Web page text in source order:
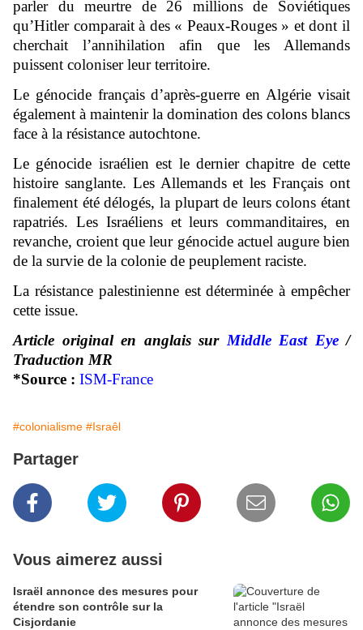
parler du meurtre de 26 millions de Soviétiques
qu’Hitler comparait à des « Peaux-Rouges » et dont il
cherchait l’annihilation afin que les Allemands
puissent coloniser leur territoire.
Le génocide français d’après-guerre en Algérie visait
également à maintenir la domination des colons blancs
face à la résistance autochtone.
Le génocide israélien est le dernier chapitre de cette
histoire sanglante. Les Allemands et les Français ont
finalement été délogés, la plupart de leurs colons étant
rapatriés. Les Israéliens et leurs commanditaires, en
revanche, croient que leur génocide actuel augure bien
de la survie de la colonie de peuplement raciste.
La résistance palestinienne est déterminée à empêcher
cette issue.
Article original en anglais sur Middle East Eye/
Traduction MR
*Source : ISM-France
#colonialisme #Israêl
Partager
Vous aimerez aussi
Israël annonce des mesures pour
étendre son contrôle sur la
Cisjordanie